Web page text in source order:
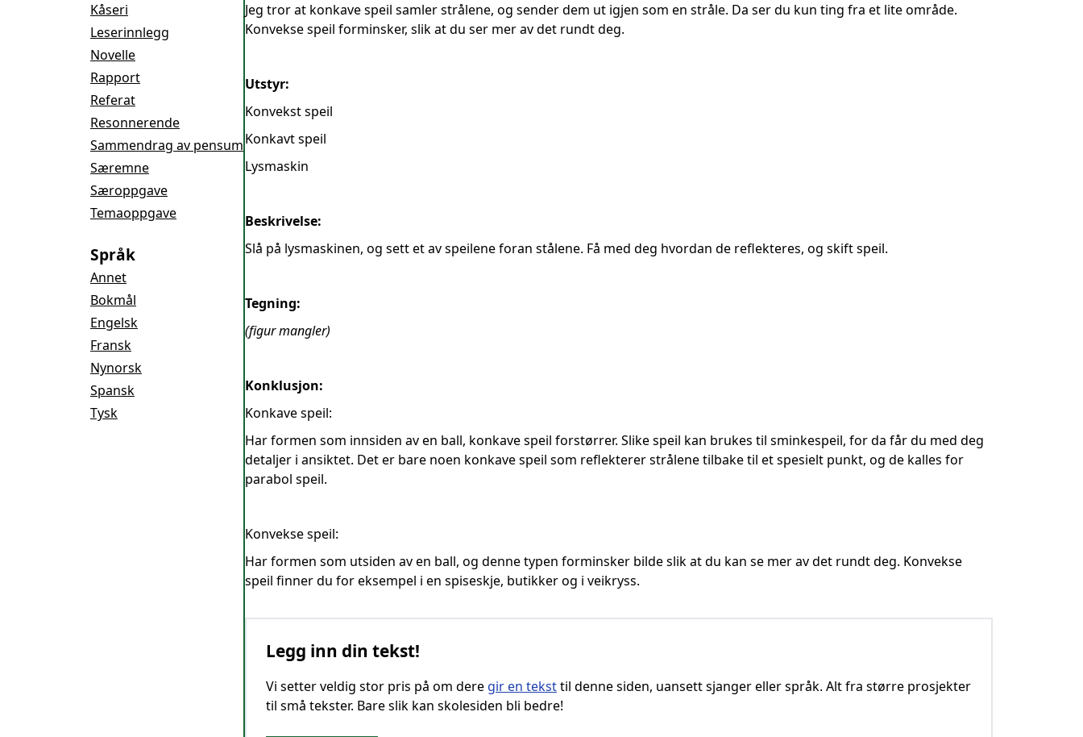
Kåseri
Leserinnlegg
Novelle
Rapport
Referat
Resonnerende
Sammendrag av pensum
Særemne
Særoppgave
Temaoppgave
Språk
Annet
Bokmål
Engelsk
Fransk
Nynorsk
Spansk
Tysk
Jeg tror at konkave speil samler strålene, og sender dem ut igjen som en stråle. Da ser du kun ting fra et lite område.
Konvekse speil forminsker, slik at du ser mer av det rundt deg.
Utstyr:
Konvekst speil
Konkavt speil
Lysmaskin
Beskrivelse:
Slå på lysmaskinen, og sett et av speilene foran stålene. Få med deg hvordan de reflekteres, og skift speil.
Tegning:
(figur mangler)
Konklusjon:
Konkave speil:
Har formen som innsiden av en ball, konkave speil forstørrer. Slike speil kan brukes til sminkespeil, for da får du med deg
detaljer i ansiktet. Det er bare noen konkave speil som reflekterer strålene tilbake til et spesielt punkt, og de kalles for
parabol speil.
Konvekse speil:
Har formen som utsiden av en ball, og denne typen forminsker bilde slik at du kan se mer av det rundt deg. Konvekse
speil finner du for eksempel i en spiseskje, butikker og i veikryss.
Legg inn din tekst!
Vi setter veldig stor pris på om dere gir en teksttil denne siden, uansett sjanger eller språk. Alt fra større prosjekter
til små tekster. Bare slik kan skolesiden bli bedre!